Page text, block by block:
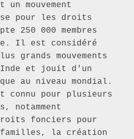
un mouvement
pour les droits
250 000 membres
Il est considéré
grands mouvements
et jouit d'un
au niveau mondial.
connu pour plusieurs
notamment
fonciers pour
familles, la création